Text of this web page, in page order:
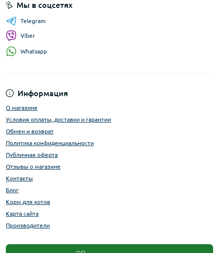
Информация
О магазине
Условия оплаты, доставки и гарантии
Обмен и возврат
Политика конфиденциальности
Публичная оферта
Отзывы о магазине
Контакты
Блог
Корм для котов
Карта сайта
Производители
Мы в соцсетях
Telegram
Viber
Whatsapp